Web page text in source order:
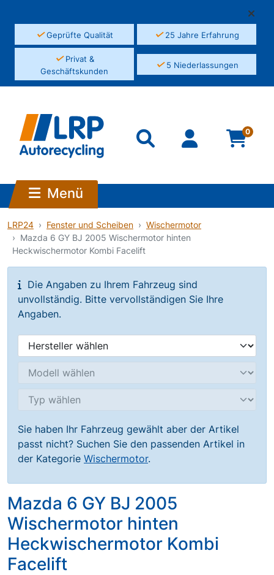
✓Geprüfte Qualität ✓25 Jahre Erfahrung
✓Privat &
Geschäftskunden
✓5 Niederlassungen
0
Menü
LRP24 Fenster und Scheiben
Wischermotor
Mazda 6 GY BJ 2005 Wischermotor hinten
Heckwischermotor Kombi Facelift
Die Angaben zu Ihrem Fahrzeug sind
unvollständig. Bitte vervollständigen Sie Ihre
Angaben.
Sie haben Ihr Fahrzeug gewählt aber der Artikel
passt nicht? Suchen Sie den passenden Artikel in
der Kategorie Wischermotor.
Mazda 6 GY BJ 2005
Wischermotor hinten
Heckwischermotor Kombi
Facelift